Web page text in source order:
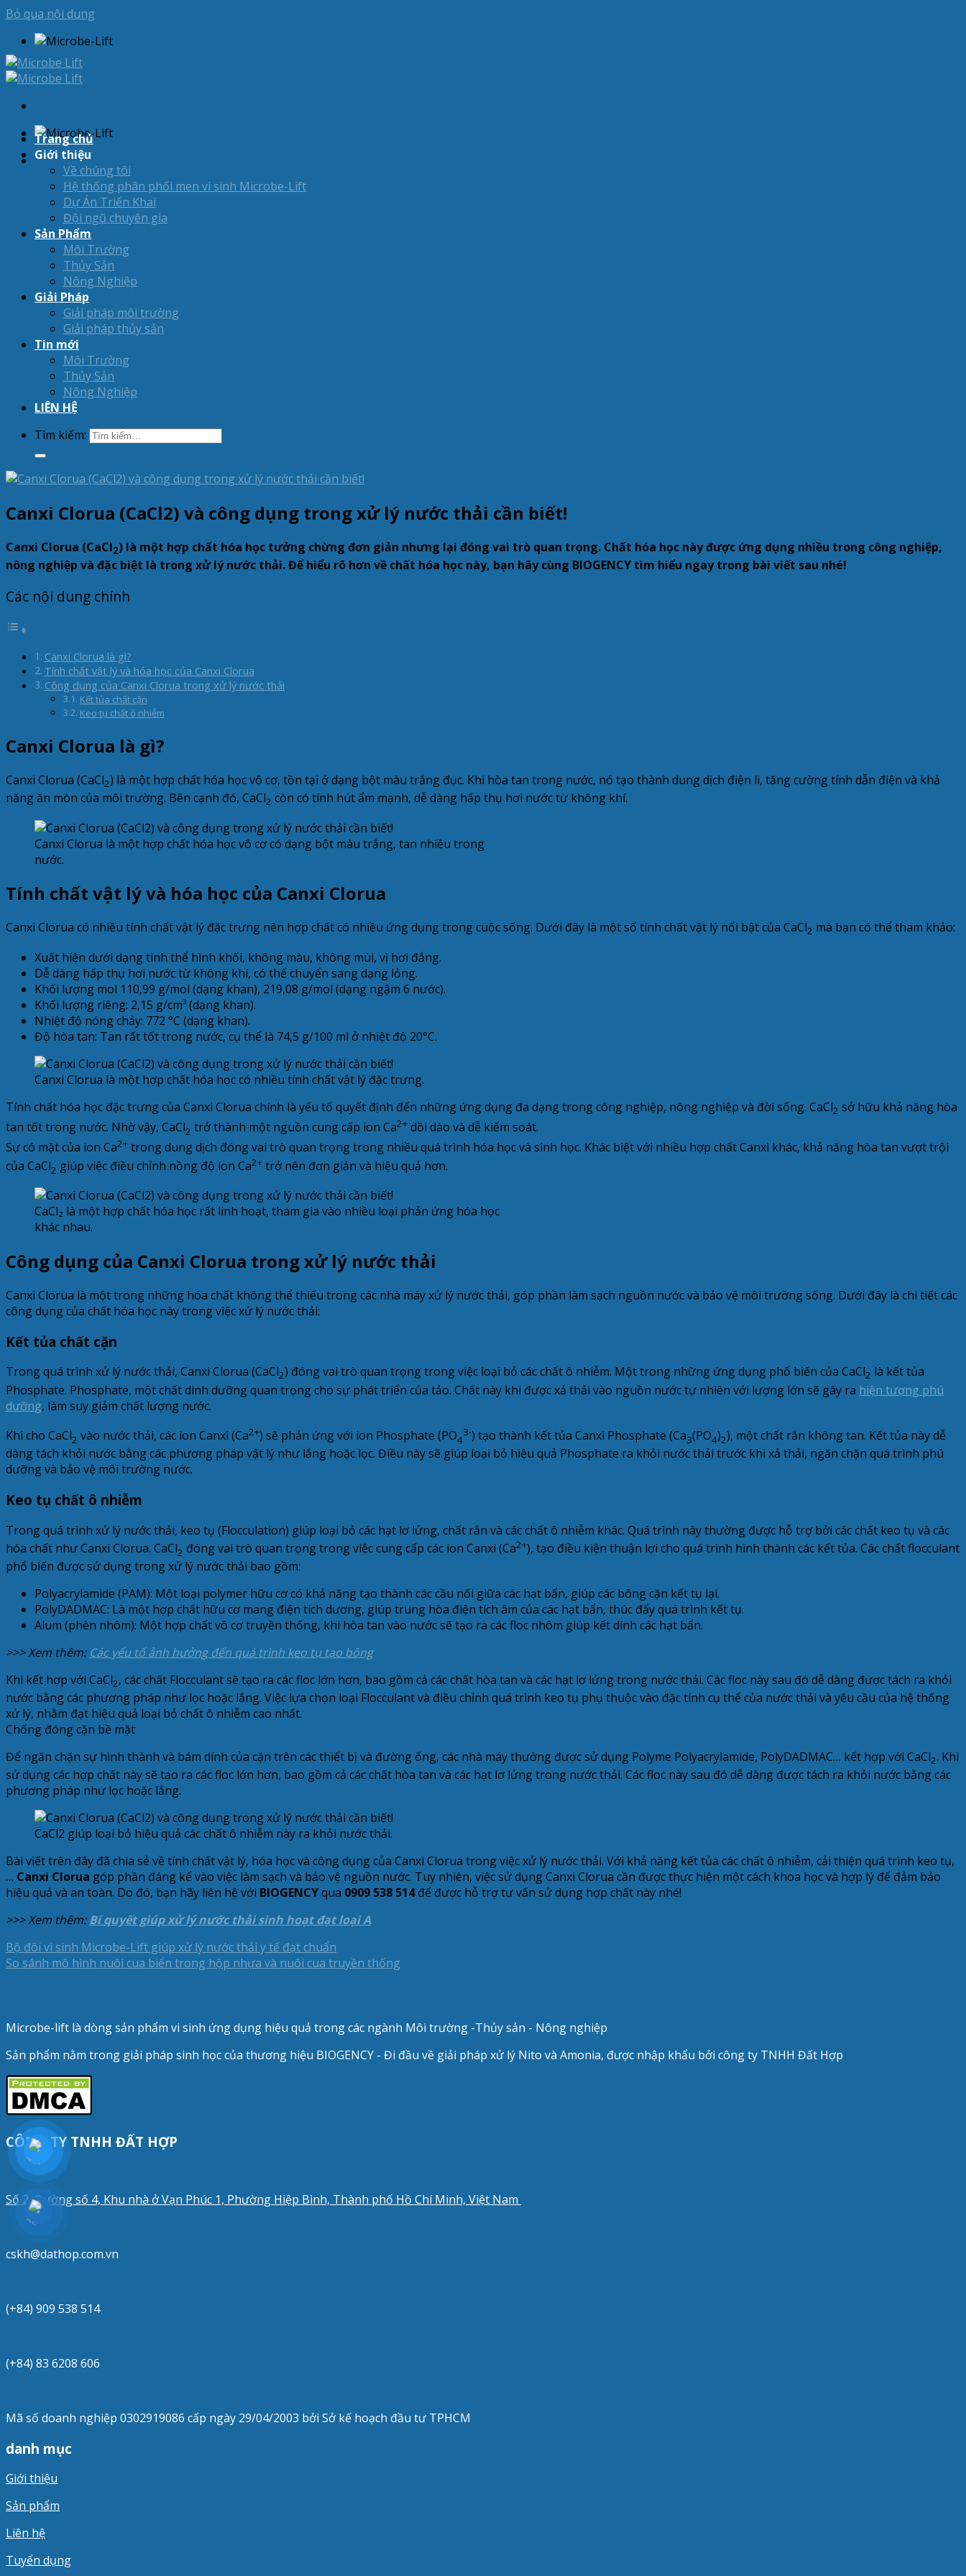
Bỏ qua nội dung
Trang chủ
Giới thiệu
Về chúng tôi
Hệ thống phân phối men vi sinh Microbe-Lift
Dự Án Triển Khai
Đội ngũ chuyên gia
Sản Phẩm
Môi Trường
Thủy Sản
Nông Nghiệp
Giải Pháp
Giải pháp môi trường
Giải pháp thủy sản
Tin mới
Môi Trường
Thủy Sản
Nông Nghiệp
LIÊN HỆ
Tìm kiếm:
Canxi Clorua (CaCl2) và công dụng trong xử lý nước thải cần biết!
Canxi Clorua (CaCl2) là một hợp chất hóa học tưởng chừng đơn giản nhưng lại đóng vai trò quan trọng. Chất hóa học này được ứng dụng nhiều trong công nghiệp,
nông nghiệp và đặc biệt là trong xử lý nước thải. Để hiểu rõ hơn về chất hóa học này, bạn hãy cùng BIOGENCY tìm hiểu ngay trong bài viết sau nhé!
Các nội dung chính
Canxi Clorua là gì?
Tính chất vật lý và hóa học của Canxi Clorua
Công dụng của Canxi Clorua trong xử lý nước thải
Kết tủa chất cặn
Keo tụ chất ô nhiễm
Canxi Clorua là gì?
Canxi Clorua (CaCl2) là một hợp chất hóa học vô cơ, tồn tại ở dạng bột màu trắng đục. Khi hòa tan trong nước, nó tạo thành dung dịch điện li, tăng cường tính dẫn điện và khả
năng ăn mòn của môi trường. Bên cạnh đó, CaCl2 còn có tính hút ẩm mạnh, dễ dàng hấp thụ hơi nước từ không khí.
Canxi Clorua là một hợp chất hóa học vô cơ có dạng bột màu trắng, tan nhiều trong
nước.
Tính chất vật lý và hóa học của Canxi Clorua
Canxi Clorua có nhiều tính chất vật lý đặc trưng nên hợp chất có nhiều ứng dụng trong cuộc sống. Dưới đây là một số tính chất vật lý nổi bật của CaCl2 mà bạn có thể tham khảo:
Xuất hiện dưới dạng tinh thể hình khối, không màu, không mùi, vị hơi đắng.
Dễ dàng hấp thụ hơi nước từ không khí, có thể chuyển sang dạng lỏng.
Khối lượng mol 110,99 g/mol (dạng khan), 219,08 g/mol (dạng ngậm 6 nước).
Khối lượng riêng: 2,15 g/cm³ (dạng khan).
Nhiệt độ nóng chảy: 772 °C (dạng khan).
Độ hòa tan: Tan rất tốt trong nước, cụ thể là 74,5 g/100 ml ở nhiệt độ 20°C.
Canxi Clorua là một hợp chất hóa học có nhiều tính chất vật lý đặc trưng.
Tính chất hóa học đặc trưng của Canxi Clorua chính là yếu tố quyết định đến những ứng dụng đa dạng trong công nghiệp, nông nghiệp và đời sống. CaCl2 sở hữu khả năng hòa
tan tốt trong nước. Nhờ vậy, CaCl2 trở thành một nguồn cung cấp ion Ca2+ dồi dào và dễ kiểm soát.
Sự có mặt của ion Ca2+ trong dung dịch đóng vai trò quan trọng trong nhiều quá trình hóa học và sinh học. Khác biệt với nhiều hợp chất Canxi khác, khả năng hòa tan vượt trội
của CaCl2 giúp việc điều chỉnh nồng độ ion Ca2+ trở nên đơn giản và hiệu quả hơn.
CaCl₂ là một hợp chất hóa học rất linh hoạt, tham gia vào nhiều loại phản ứng hóa học
khác nhau.
Công dụng của Canxi Clorua trong xử lý nước thải
Canxi Clorua là một trong những hóa chất không thể thiếu trong các nhà máy xử lý nước thải, góp phần làm sạch nguồn nước và bảo vệ môi trường sống. Dưới đây là chi tiết các
công dụng của chất hóa học này trong việc xử lý nước thải:
Kết tủa chất cặn
Trong quá trình xử lý nước thải, Canxi Clorua (CaCl2) đóng vai trò quan trọng trong việc loại bỏ các chất ô nhiễm. Một trong những ứng dụng phổ biến của CaCl2 là kết tủa
Phosphate. Phosphate, một chất dinh dưỡng quan trọng cho sự phát triển của tảo. Chất này khi được xả thải vào nguồn nước tự nhiên với lượng lớn sẽ gây ra hiện tượng phú
dưỡng, làm suy giảm chất lượng nước.
Khi cho CaCl2 vào nước thải, các ion Canxi (Ca2+) sẽ phản ứng với ion Phosphate (PO4
3-) tạo thành kết tủa Canxi Phosphate (Ca3(PO4)2), một chất rắn không tan. Kết tủa này dễ
dàng tách khỏi nước bằng các phương pháp vật lý như lắng hoặc lọc. Điều này sẽ giúp loại bỏ hiệu quả Phosphate ra khỏi nước thải trước khi xả thải, ngăn chặn quá trình phú
dưỡng và bảo vệ môi trường nước.
Keo tụ chất ô nhiễm
Trong quá trình xử lý nước thải, keo tụ (Flocculation) giúp loại bỏ các hạt lơ lửng, chất rắn và các chất ô nhiễm khác. Quá trình này thường được hỗ trợ bởi các chất keo tụ và các
hóa chất như Canxi Clorua. CaCl2 đóng vai trò quan trọng trong việc cung cấp các ion Canxi (Ca2+), tạo điều kiện thuận lợi cho quá trình hình thành các kết tủa. Các chất flocculant
phổ biến được sử dụng trong xử lý nước thải bao gồm:
Polyacrylamide (PAM): Một loại polymer hữu cơ có khả năng tạo thành các cầu nối giữa các hạt bẩn, giúp các bông cặn kết tụ lại.
PolyDADMAC: Là một hợp chất hữu cơ mang điện tích dương, giúp trung hòa điện tích âm của các hạt bẩn, thúc đẩy quá trình kết tụ.
Alum (phèn nhôm): Một hợp chất vô cơ truyền thống, khi hòa tan vào nước sẽ tạo ra các floc nhôm giúp kết dính các hạt bẩn.
>>> Xem thêm: Các yếu tố ảnh hưởng đến quá trình keo tụ tạo bông
Khi kết hợp với CaCl2, các chất Flocculant sẽ tạo ra các floc lớn hơn, bao gồm cả các chất hòa tan và các hạt lơ lửng trong nước thải. Các floc này sau đó dễ dàng được tách ra khỏi
nước bằng các phương pháp như lọc hoặc lắng. Việc lựa chọn loại Flocculant và điều chỉnh quá trình keo tụ phụ thuộc vào đặc tính cụ thể của nước thải và yêu cầu của hệ thống
xử lý, nhằm đạt hiệu quả loại bỏ chất ô nhiễm cao nhất.
Chống đóng cặn bề mặt
Để ngăn chặn sự hình thành và bám dính của cặn trên các thiết bị và đường ống, các nhà máy thường được sử dụng Polyme Polyacrylamide, PolyDADMAC… kết hợp với CaCl2. Khi
sử dụng các hợp chất này sẽ tạo ra các floc lớn hơn, bao gồm cả các chất hòa tan và các hạt lơ lửng trong nước thải. Các floc này sau đó dễ dàng được tách ra khỏi nước bằng các
phương pháp như lọc hoặc lắng.
CaCl2 giúp loại bỏ hiệu quả các chất ô nhiễm này ra khỏi nước thải.
Bài viết trên đây đã chia sẻ về tính chất vật lý, hóa học và công dụng của Canxi Clorua trong việc xử lý nước thải. Với khả năng kết tủa các chất ô nhiễm, cải thiện quá trình keo tụ,
… Canxi Clorua góp phần đáng kể vào việc làm sạch và bảo vệ nguồn nước. Tuy nhiên, việc sử dụng Canxi Clorua cần được thực hiện một cách khoa học và hợp lý để đảm bảo
hiệu quả và an toàn. Do đó, bạn hãy liên hệ với BIOGENCYqua 0909 538 514để được hỗ trợ tư vấn sử dụng hợp chất này nhé!
>>> Xem thêm:Bí quyết giúp xử lý nước thải sinh hoạt đạt loại A
Bộ đôi vi sinh Microbe-Lift giúp xử lý nước thải y tế đạt chuẩn
So sánh mô hình nuôi cua biển trong hộp nhựa và nuôi cua truyền thống
Microbe-lift là dòng sản phẩm vi sinh ứng dụng hiệu quả trong các ngành Môi trường -Thủy sản - Nông nghiệp
Sản phẩm nằm trong giải pháp sinh học của thương hiệu BIOGENCY - Đi đầu về giải pháp xử lý Nito và Amonia, được nhập khẩu bởi công ty TNHH Đất Hợp
CÔNG TY TNHH ĐẤT HỢP
Số 2, Đường số 4, Khu nhà ở Vạn Phúc 1, Phường Hiệp Bình, Thành phố Hồ Chí Minh, Việt Nam
cskh@dathop.com.vn
(+84) 909 538 514
(+84) 83 6208 606
Mã số doanh nghiệp 0302919086 cấp ngày 29/04/2003 bởi Sở kế hoạch đầu tư TPHCM
danh mục
Giới thiệu
Sản phẩm
Liên hệ
Tuyển dụng